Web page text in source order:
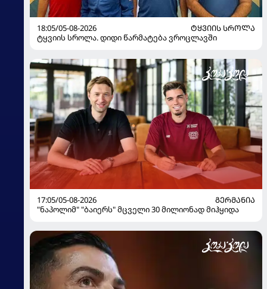
18:05/05-08-2026
ᲢᲧᲕᲘᲘᲡ ᲡᲠᲝᲚᲐ
ტყვიის სროლა. დიდი წარმატება ვროცლავში
17:05/05-08-2026
ᲒᲔᲠᲛᲐᲜᲘᲐ
"ნაპოლიმ" "ბაიერს" მცველი 30 მილიონად მიჰყიდა